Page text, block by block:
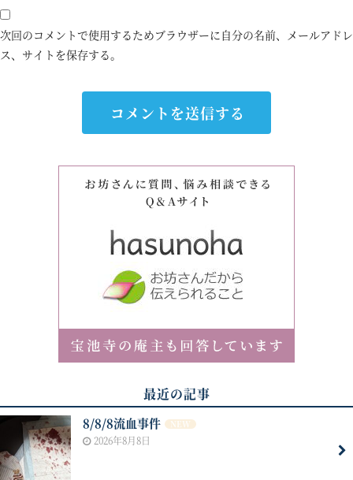
次回のコメントで使用するためブラウザーに自分の名前、メールアドレ
ス、サイトを保存する。
最近の記事
8/8/8流血事件 NEW
2026年8月8日